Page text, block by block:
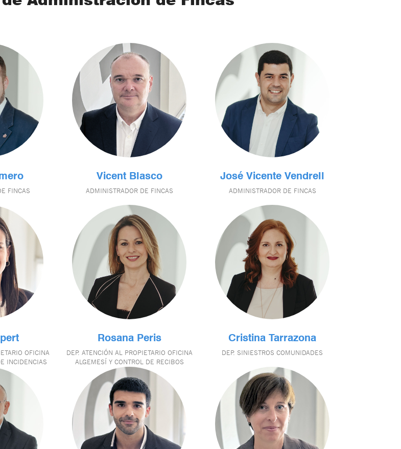
FINCAS
Vicent Blasco
ADMINISTRADOR DE FINCAS
José Vicente Vendrell
ADMINISTRADOR DE FINCAS
OFICINA
INCIDENCIAS
Rosana Peris
DEP. ATENCIÓN AL PROPIETARIO OFICINA
ALGEMESÍ Y CONTROL DE RECIBOS
Cristina Tarrazona
DEP. SINIESTROS COMUNIDADES